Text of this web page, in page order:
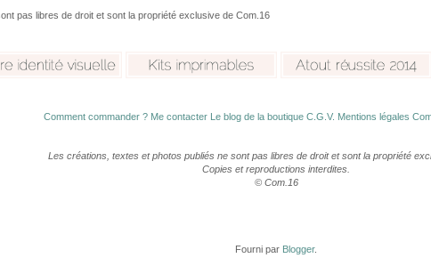
pas libres de droit et sont la propriété exclusive de Com.16
Comment commander ? Me contacter Le blog de la boutique C.G.V. Mentions légales
Les créations, textes et photos publiés ne sont pas libres de droit et sont la propriété
Copies et reproductions interdites.
© Com.16
Fourni par Blogger.